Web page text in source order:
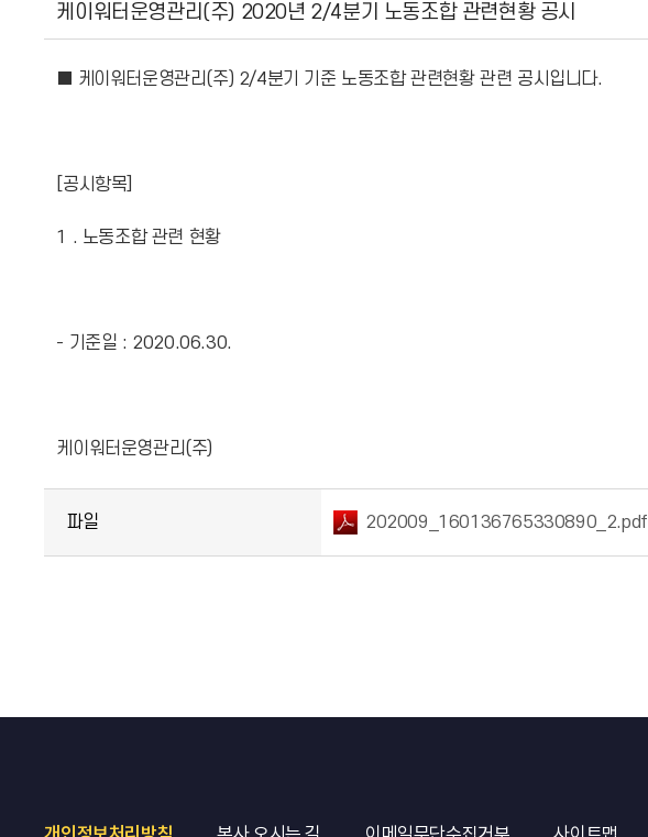
케이워터운영관리(주) 2020년 2/4분기 노동조합 관련현황 공시
■ 케이워터운영관리(주) 2/4분기 기준 노동조합 관련현황 관련 공시입니다.
[공시항목]
1 . 노동조합 관련 현황
- 기준일 : 2020.06.30.
케이워터운영관리(주)
파일 202009_160136765330890_2.pdf